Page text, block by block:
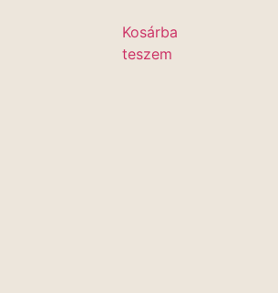
Kosárba
teszem